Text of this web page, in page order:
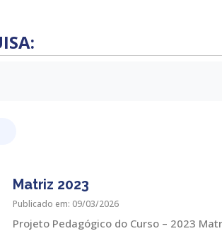
Matriz 2023
Publicado em: 09/03/2026
Projeto Pedagógico do Curso – 2023